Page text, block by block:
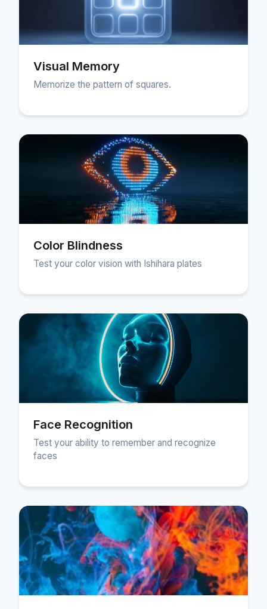
Visual Memory
Memorize the pattern of squares.
Color Blindness
Test your color vision with Ishihara plates
Face Recognition
Test your ability to remember and recognize
faces